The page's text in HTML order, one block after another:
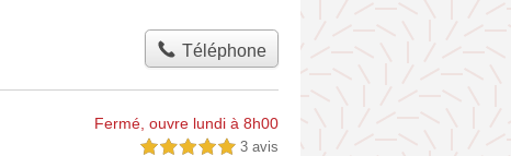
Téléphone
Fermé, ouvre lundi à 8h00
5,0 étoiles sur 5 3 avis